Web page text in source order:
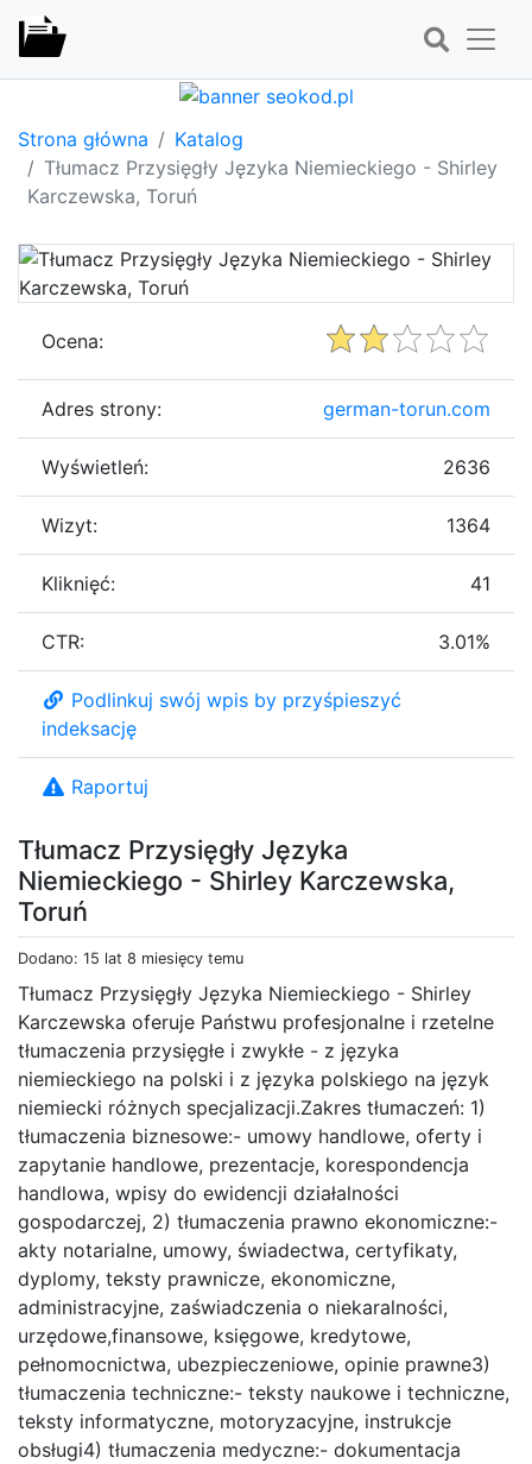
Strona główna
Katalog
Tłumacz Przysięgły Języka Niemieckiego - Shirley
Karczewska, Toruń
Tłumacz Przysięgły Języka
Niemieckiego - Shirley Karczewska,
Toruń
Dodano: 15 lat 8 miesięcy temu
Tłumacz Przysięgły Języka Niemieckiego - Shirley
Karczewska oferuje Państwu profesjonalne i rzetelne
tłumaczenia przysięgłe i zwykłe - z języka
niemieckiego na polski i z języka polskiego na język
niemiecki różnych specjalizacji.Zakres tłumaczeń: 1)
tłumaczenia biznesowe:- umowy handlowe, oferty i
zapytanie handlowe, prezentacje, korespondencja
handlowa, wpisy do ewidencji działalności
gospodarczej, 2) tłumaczenia prawno ekonomiczne:-
akty notarialne, umowy, świadectwa, certyfikaty,
dyplomy, teksty prawnicze, ekonomiczne,
administracyjne, zaświadczenia o niekaralności,
urzędowe,finansowe, księgowe, kredytowe,
pełnomocnictwa, ubezpieczeniowe, opinie prawne3)
tłumaczenia techniczne:- teksty naukowe i techniczne,
teksty informatyczne, motoryzacyjne, instrukcje
obsługi4) tłumaczenia medyczne:- dokumentacja
Ocena:
Adres strony: german-torun.com
Wyświetleń: 2636
Wizyt: 1364
Kliknięć: 41
CTR: 3.01%
Podlinkuj swój wpis by przyśpieszyć
indeksację
Raportuj